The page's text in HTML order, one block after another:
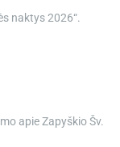
naktys 2026“.
apie Zapyškio Šv.